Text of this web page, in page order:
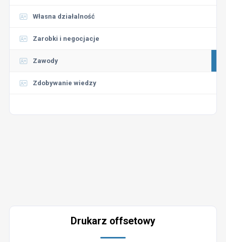
Własna działalność
Zarobki i negocjacje
Zawody
Zdobywanie wiedzy
Drukarz offsetowy